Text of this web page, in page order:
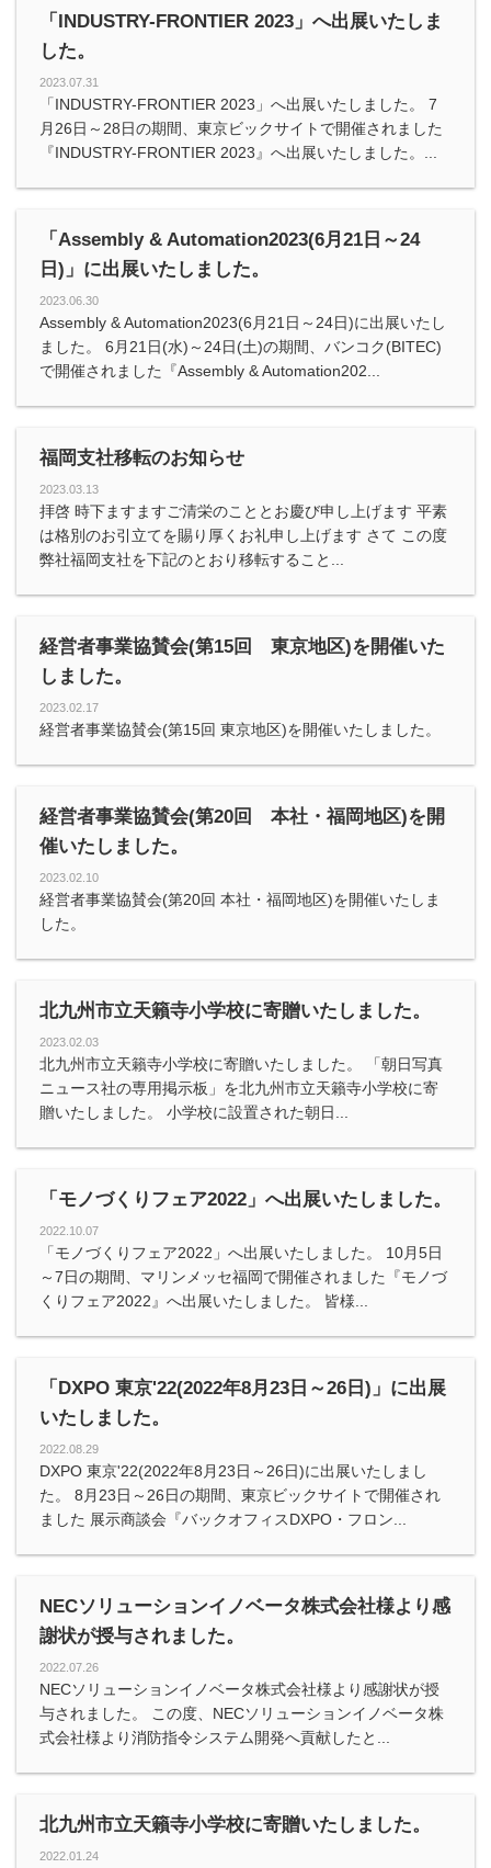
「INDUSTRY-FRONTIER 2023」へ出展いたしま
した。
2023.07.31
「INDUSTRY-FRONTIER 2023」へ出展いたしました。 7
月26日～28日の期間、東京ビックサイトで開催されました
『INDUSTRY-FRONTIER 2023』へ出展いたしました。...
「Assembly & Automation2023(6月21日～24
日)」に出展いたしました。
2023.06.30
Assembly & Automation2023(6月21日～24日)に出展いたし
ました。 6月21日(水)～24日(土)の期間、バンコク(BITEC)
で開催されました『Assembly & Automation202...
福岡支社移転のお知らせ
2023.03.13
拝啓 時下ますますご清栄のこととお慶び申し上げます 平素
は格別のお引立てを賜り厚くお礼申し上げます さて この度
弊社福岡支社を下記のとおり移転すること...
経営者事業協賛会(第15回 東京地区)を開催いた
しました。
2023.02.17
経営者事業協賛会(第15回 東京地区)を開催いたしました。
経営者事業協賛会(第20回 本社・福岡地区)を開
催いたしました。
2023.02.10
経営者事業協賛会(第20回 本社・福岡地区)を開催いたしま
した。
北九州市立天籟寺小学校に寄贈いたしました。
2023.02.03
北九州市立天籟寺小学校に寄贈いたしました。 「朝日写真
ニュース社の専用掲示板」を北九州市立天籟寺小学校に寄
贈いたしました。 小学校に設置された朝日...
「モノづくりフェア2022」へ出展いたしました。
2022.10.07
「モノづくりフェア2022」へ出展いたしました。 10月5日
～7日の期間、マリンメッセ福岡で開催されました『モノづ
くりフェア2022』へ出展いたしました。 皆様...
「DXPO 東京'22(2022年8月23日～26日)」に出展
いたしました。
2022.08.29
DXPO 東京'22(2022年8月23日～26日)に出展いたしまし
た。 8月23日～26日の期間、東京ビックサイトで開催され
ました 展示商談会『バックオフィスDXPO・フロン...
NECソリューションイノベータ株式会社様より感
謝状が授与されました。
2022.07.26
NECソリューションイノベータ株式会社様より感謝状が授
与されました。 この度、NECソリューションイノベータ株
式会社様より消防指令システム開発へ貢献したと...
北九州市立天籟寺小学校に寄贈いたしました。
2022.01.24